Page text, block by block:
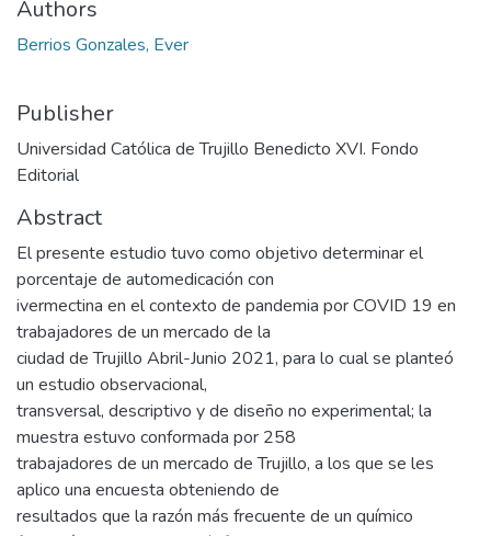
Authors
Berrios Gonzales, Ever
Publisher
Universidad Católica de Trujillo Benedicto XVI. Fondo
Editorial
Abstract
El presente estudio tuvo como objetivo determinar el
porcentaje de automedicación con
ivermectina en el contexto de pandemia por COVID 19 en
trabajadores de un mercado de la
ciudad de Trujillo Abril-Junio 2021, para lo cual se planteó
un estudio observacional,
transversal, descriptivo y de diseño no experimental; la
muestra estuvo conformada por 258
trabajadores de un mercado de Trujillo, a los que se les
aplico una encuesta obteniendo de
resultados que la razón más frecuente de un químico